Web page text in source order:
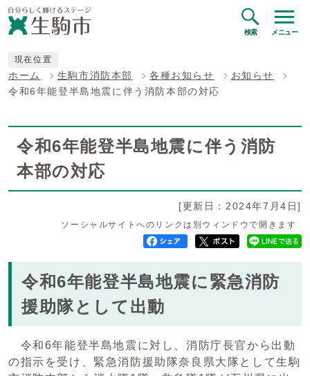
検索 メニュー
現在位置
ホーム 生駒市消防本部 各種お知らせ
お知らせ
令和6年能登半島地震に伴う消防本部の対応
令和6年能登半島地震に伴う消防
本部の対応
[更新日：2024年7月4日]
ソーシャルサイトへのリンクは別ウィンドウで開きます
令和6年能登半島地震に緊急消防
援助隊として出動
令和6年能登半島地震に対し、消防庁長官から出動
の指示を受け、緊急消防援助隊奈良県大隊として生駒